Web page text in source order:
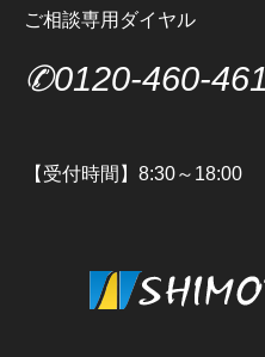
ご相談専用ダイヤル
✆0120-460-461
【受付時間】8:30～18:00